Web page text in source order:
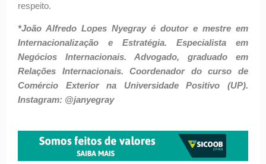
respeito.
*João Alfredo Lopes Nyegray é doutor e mestre em
Internacionalização e Estratégia. Especialista em
Negócios Internacionais. Advogado, graduado em
Relações Internacionais. Coordenador do curso de
Comércio Exterior na Universidade Positivo (UP).
Instagram: @janyegray